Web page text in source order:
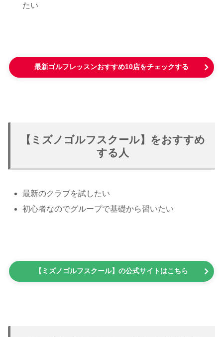
たい
最新ゴルフレッスンおすすめ10店をチェックする
【ミズノゴルフスクール】をおすすめ
する人
最新のクラブを試したい
初心者なのでグループで基礎から習いたい
【ミズノゴルフスクール】の公式サイトはこちら